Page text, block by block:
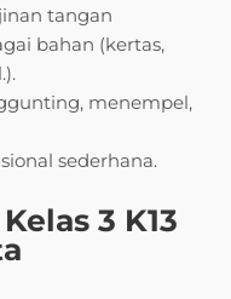
tangan
bahan (kertas,
menempel,
sederhana.
3 K13